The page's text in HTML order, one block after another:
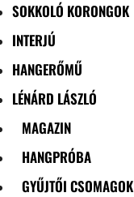
SOKKOLÓ KORONGOK
INTERJÚ
HANGERŐMŰ
LÉNÁRD LÁSZLÓ
MAGAZIN
HANGPRÓBA
GYŰJTŐI CSOMAGOK